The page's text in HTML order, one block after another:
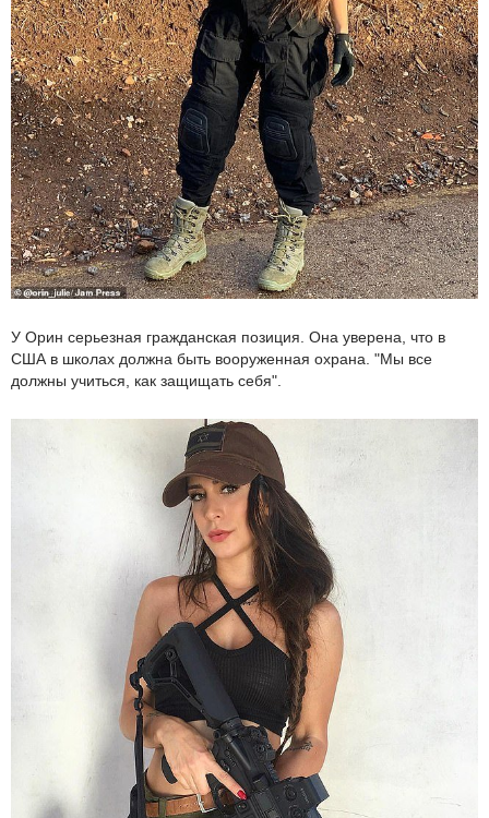
У Орин серьезная гражданская позиция. Она уверена, что в
США в школах должна быть вооруженная охрана. "Мы все
должны учиться, как защищать себя".